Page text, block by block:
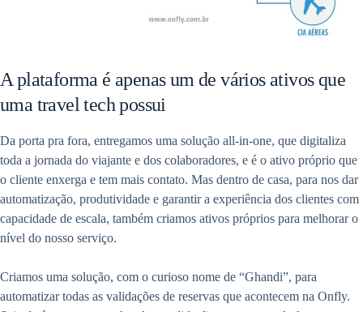
A plataforma é apenas um de vários ativos que
uma travel tech possui
Da porta pra fora, entregamos uma solução all-in-one, que digitaliza
toda a jornada do viajante e dos colaboradores, e é o ativo próprio que
o cliente enxerga e tem mais contato. Mas dentro de casa, para nos dar
automatização, produtividade e garantir a experiência dos clientes com
capacidade de escala, também criamos ativos próprios para melhorar o
nível do nosso serviço.
Criamos uma solução, com o curioso nome de “Ghandi”, para
automatizar todas as validações de reservas que acontecem na Onfly.